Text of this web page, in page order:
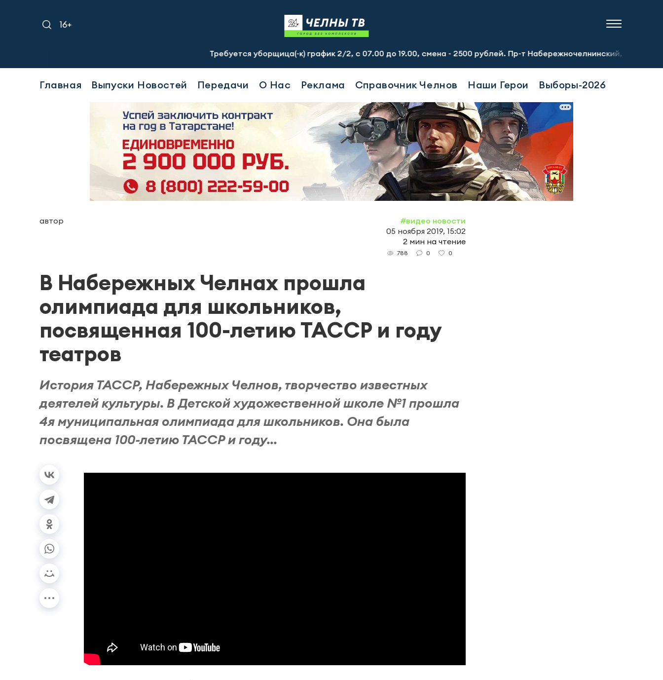
16+
Требуется уборщица(-к) график 2/2, с 07.00 до 19.00, смена - 2500 рублей. Пр-т Набережночелнинский, 13а. Тел.: 8-951-
Главная Выпуски Новостей Передачи О Нас Реклама Справочник Челнов Наши Герои Выборы-2026
автор
#видео новости
05 ноября 2019, 15:02
2 мин на чтение
788 0 0
В Набережных Челнах прошла
олимпиада для школьников,
посвященная 100-летию ТАССР и году
театров
История ТАССР, Набережных Челнов, творчество известных
деятелей культуры. В Детской художественной школе №1 прошла
4я муниципальная олимпиада для школьников. Она была
посвящена 100-летию ТАССР и году...